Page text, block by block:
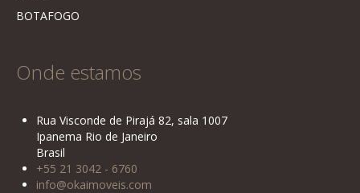
BOTAFOGO
Onde estamos
Rua Visconde de Pirajá 82, sala 1007
Ipanema Rio de Janeiro
Brasil
+55 21 3042 - 6760
info@okaimoveis.com